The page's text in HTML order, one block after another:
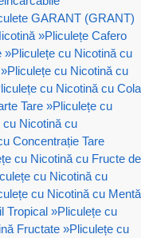
GARANT (GRANT)
»Pliculețe Cafero
»Pliculețe cu Nicotină cu
»Pliculețe cu Nicotină cu
cu Nicotină cu Cola
Tare »Pliculețe cu
cu Nicotină cu
Concentrație Tare
cu Nicotină cu Fructe de
cu Nicotină cu
cu Nicotină cu Mentă
Tropical »Pliculețe cu
Fructate »Pliculețe cu